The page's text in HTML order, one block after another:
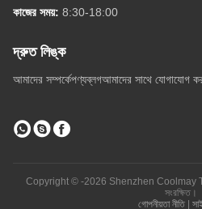
কাজের সময়: 8:30-18:00
দ্রুত লিঙ্ক
আমাদের সম্পর্কেপণ্যব্লগআমাদের সাথে যোগাযোগ
Copyright © -2026 Shenzhen Coolmay
সংরক্ষিত।
গোপনীয়তা নীতি|